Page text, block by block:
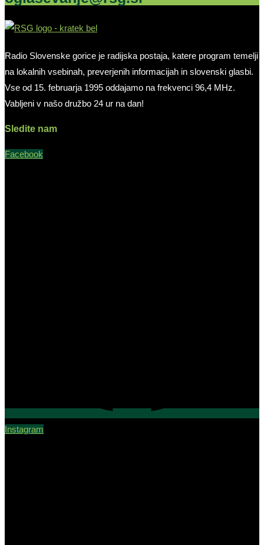
Radio Slovenske gorice je radijska postaja, katere program temelji
na lokalnih vsebinah, preverjenih informacijah in slovenski glasbi.
Vse od 15. februarja 1995 oddajamo na frekvenci 96,4 MHz.
Vabljeni v našo družbo 24 ur na dan!
Sledite nam
Facebook
Instagram